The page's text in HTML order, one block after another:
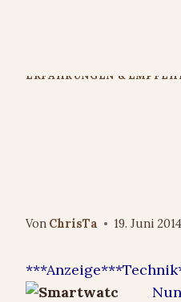
ERFAHRUNGEN &
Von ChrisTa 19. Juni 2014